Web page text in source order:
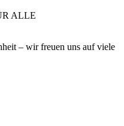
ALLE
– wir freuen uns auf viele